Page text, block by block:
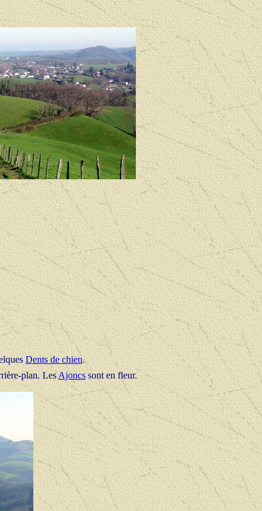
Dents de chien.
plan. LesAjoncs sont en fleur.